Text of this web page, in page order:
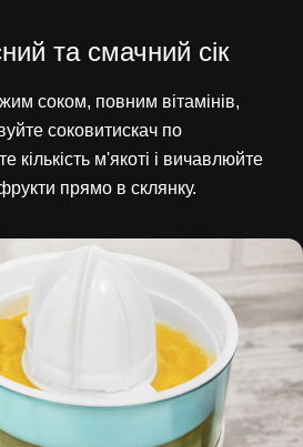
та смачний сік
соком, повним вітамінів,
соковитискач по
кількість м'якоті і вичавлюйте
прямо в склянку.